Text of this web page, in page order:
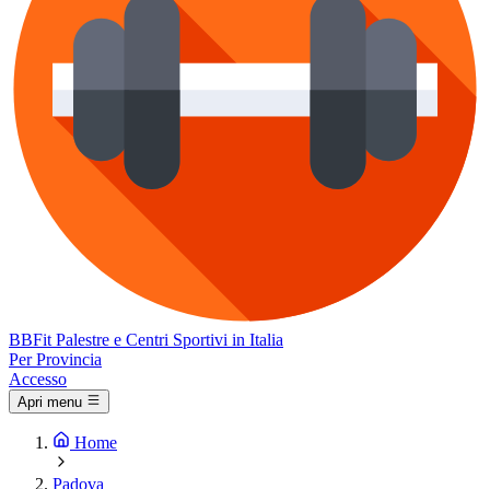
BBFit Palestre e Centri Sportivi in Italia
Per Provincia
Accesso
Apri menu
Home
Padova